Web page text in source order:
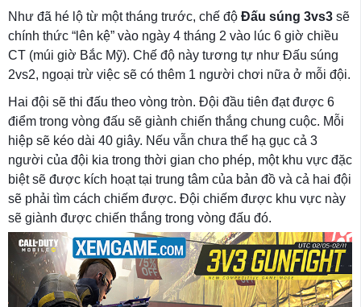
Như đã hé lộ từ một tháng trước, chế độ Đấu súng 3vs3 sẽ
chính thức “lên kệ” vào ngày 4 tháng 2 vào lúc 6 giờ chiều
CT (múi giờ Bắc Mỹ). Chế độ này tương tự như Đấu súng
2vs2, ngoại trừ việc sẽ có thêm 1 người chơi nữa ở mỗi đội.
Hai đội sẽ thi đấu theo vòng tròn. Đội đầu tiên đạt được 6
điểm trong vòng đấu sẽ giành chiến thắng chung cuộc. Mỗi
hiệp sẽ kéo dài 40 giây. Nếu vẫn chưa thể hạ gục cả 3
người của đội kia trong thời gian cho phép, một khu vực đặc
biệt sẽ được kích hoạt tại trung tâm của bản đồ và cả hai đội
sẽ phải tìm cách chiếm được. Đội chiếm được khu vực này
sẽ giành được chiến thắng trong vòng đấu đó.